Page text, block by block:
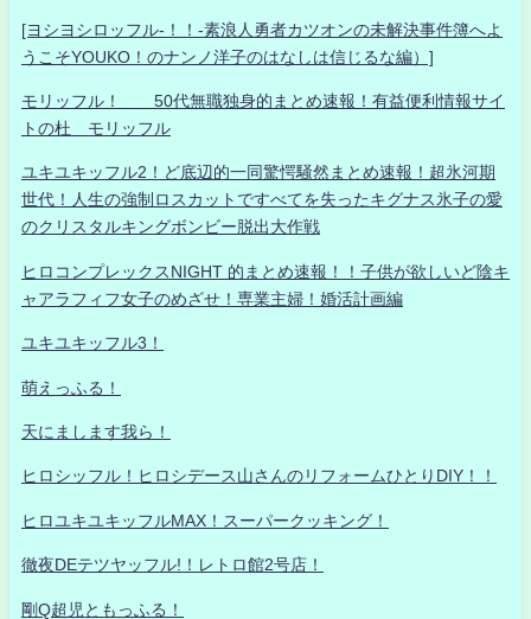
[ヨシヨシロッフル-！！-素浪人勇者カツオンの未解決事件簿へよ
うこそYOUKO！のナンノ洋子のはなしは信じるな編）]
モリッフル！ 50代無職独身的まとめ速報！有益便利情報サイ
トの杜 モリッフル
ユキユキッフル2！ど底辺的一同驚愕騒然まとめ速報！超氷河期
世代！人生の強制ロスカットですべてを失ったキグナス氷子の愛
のクリスタルキングボンビー脱出大作戦
ヒロコンプレックスNIGHT 的まとめ速報！！子供が欲しいど陰キ
ャアラフィフ女子のめざせ！専業主婦！婚活計画編
ユキユキッフル3！
萌えっふる！
天にまします我ら！
ヒロシッフル！ヒロシデース山さんのリフォームひとりDIY！！
ヒロユキユキッフルMAX！スーパークッキング！
徹夜DEテツヤッフル!！レトロ館2号店！
剛Q超児ともっふる！